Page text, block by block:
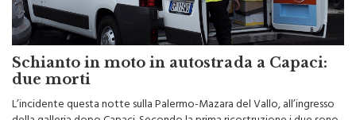
Schianto in moto in autostrada a Capaci:
due morti